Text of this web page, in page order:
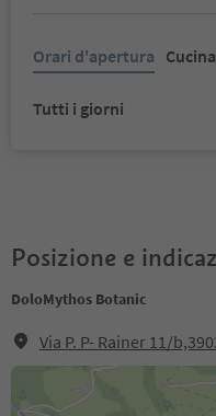
Orari d'apertura
Tutti i giorni
Posizione e
DoloMythos Botanic
Via P. P- Rainer 11/